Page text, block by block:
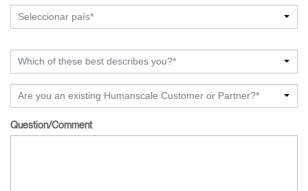
Seleccionar país*
Which of these best describes you?*
Are you an existing Humanscale Customer or Partner?*
Question/Comment